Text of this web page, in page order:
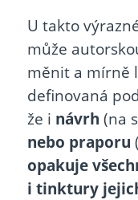
U takto
může
měnit a mírně
definovaná
že i návrh (na
nebo praporu
opakuje
i tinktury